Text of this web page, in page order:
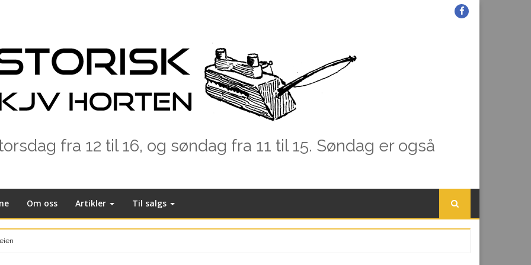
Facebook
fra 12 til 16, og søndag fra 11 til 15. Søndag er også
Om oss Artikler Til salgs